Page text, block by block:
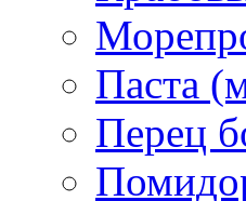
Паста
Перец